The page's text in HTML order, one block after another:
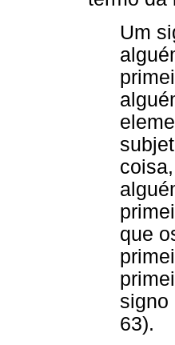
Um
que
signo
63).